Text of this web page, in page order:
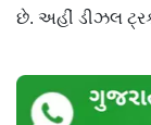
છે. અહીં ડીઝલ